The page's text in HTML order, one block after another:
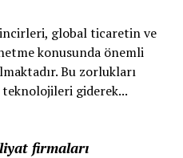
global ticaretin ve
konusunda önemli
Bu zorlukları
teknolojileri giderek...
firmaları